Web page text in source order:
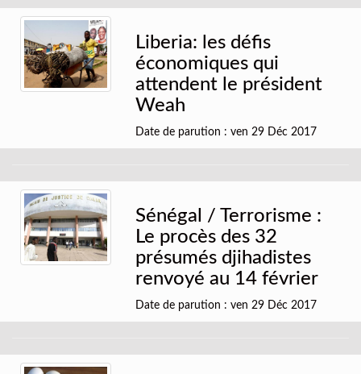
Liberia: les défis
économiques qui
attendent le président
Weah
Date de parution : ven 29 Déc 2017
Sénégal / Terrorisme :
Le procès des 32
présumés djihadistes
renvoyé au 14 février
Date de parution : ven 29 Déc 2017